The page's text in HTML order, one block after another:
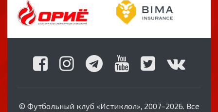
© Футбольный клуб «Истиклол», 2007–2026. Все